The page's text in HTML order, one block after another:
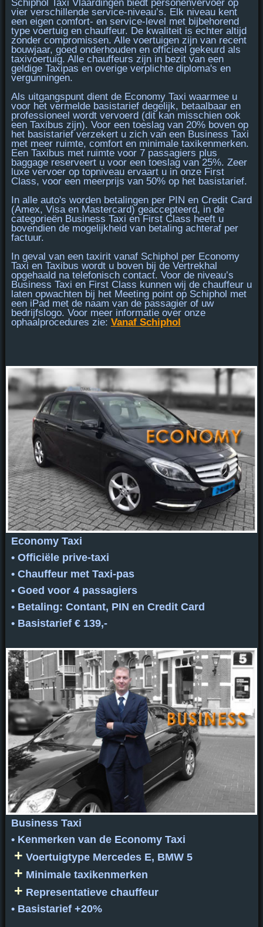
Schiphol Taxi Vlaardingen biedt personenvervoer op
vier verschillende service-niveau’s. Elk niveau kent
een eigen comfort- en service-level met bijbehorend
type voertuig en chauffeur. De kwaliteit is echter altijd
zonder compromissen. Alle voertuigen zijn van recent
bouwjaar, goed onderhouden en officieel gekeurd als
taxivoertuig. Alle chauffeurs zijn in bezit van een
geldige Taxipas en overige verplichte diploma's en
vergunningen.
Als uitgangspunt dient de Economy Taxi waarmee u
voor het vermelde basistarief degelijk, betaalbaar en
professioneel wordt vervoerd (dit kan misschien ook
een Taxibus zijn). Voor een toeslag van 20% boven op
het basistarief verzekert u zich van een Business Taxi
met meer ruimte, comfort en minimale taxikenmerken.
Een Taxibus met ruimte voor 7 passagiers plus
baggage reserveert u voor een toeslag van 25%. Zeer
luxe vervoer op topniveau ervaart u in onze First
Class, voor een meerprijs van 50% op het basistarief.
In alle auto's worden betalingen per PIN en Credit Card
(Amex, Visa en Mastercard) geaccepteerd, in de
categorieën Business Taxi en First Class heeft u
bovendien de mogelijkheid van betaling achteraf per
factuur.
In geval van een taxirit vanaf Schiphol per Economy
Taxi en Taxibus wordt u boven bij de Vertrekhal
opgehaald na telefonisch contact. Voor de niveau’s
Business Taxi en First Class kunnen wij de chauffeur u
laten opwachten bij het Meeting pointop Schiphol met
een iPad met de naam van de passagier of uw
bedrijfslogo. Voor meer informatie over onze
ophaalprocedures zie: Vanaf Schiphol
Economy Taxi
• Officiële prive-taxi
• Chauffeur met Taxi-pas
• Goed voor 4 passagiers
• Betaling: Contant, PIN en Credit Card
• Basistarief € 139,-
Business Taxi
• Kenmerken van de Economy Taxi
+ Voertuigtype Mercedes E, BMW 5
+ Minimale taxikenmerken
+ Representatieve chauffeur
• Basistarief +20%